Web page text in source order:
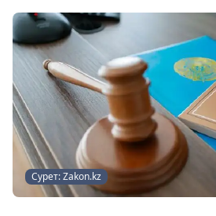
Сурет: Zakon.kz